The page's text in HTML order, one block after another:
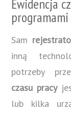
Ewidencja
Sam
inną
potrzeby
czasu pracy
lub kilka